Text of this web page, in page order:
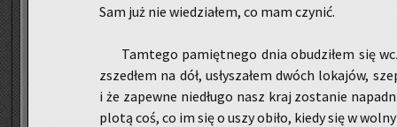
Sam już nie wie­dzia­łem, co mam czy­nić.
Tam­te­go pa­mięt­ne­go dnia obu­dzi­łem się
zsze­dłem na dół, usły­sza­łem dwóch lo­ka­jów,
i że za­pew­ne nie­dłu­go nasz kraj zo­sta­nie
plotą coś, co im się o uszy obiło, kiedy się w